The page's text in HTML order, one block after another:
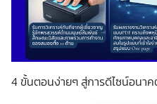
4 ขั้นตอนง่ายๆ สู่การดีไซน์อนา